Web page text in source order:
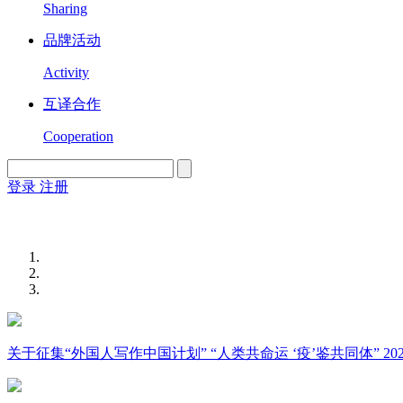
Sharing
品牌活动
Activity
互译合作
Cooperation
登录 注册
关于征集“外国人写作中国计划” “人类共命运 ‘疫’鉴共同体”